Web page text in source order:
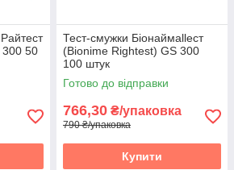
300 50
Тест-смужки Біонаймallест
(Bionime Rightest) GS 300
100 штук
Готово до відправки
766,30 ₴/упаковка
790 ₴/упаковка
Купити